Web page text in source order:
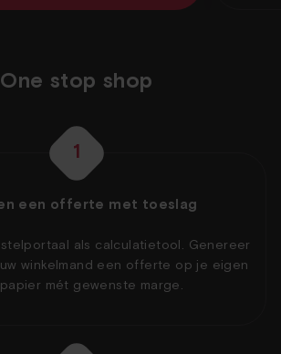
One stop shop
1
een offerte met toeslag
als calculatietool. Genereer
winkelmand een offerte op je eigen
mét gewenste marge.